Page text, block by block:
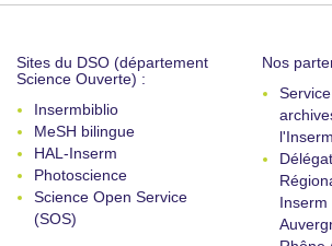
Sites du DSO (département
Science Ouverte) :
Insermbiblio
MeSH bilingue
HAL-Inserm
Photoscience
Science Open Service
(SOS)
Nos
l'Inserm
Inserm